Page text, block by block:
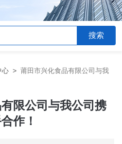
心 >莆田市兴化食品有限公司与我
限公司与我公司携
作！